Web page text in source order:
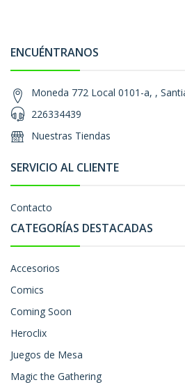
ENCUÉNTRANOS
Moneda 772 Local 0101-a, ,
226334439
Nuestras Tiendas
SERVICIO AL CLIENTE
Contacto
CATEGORÍAS DESTACADAS
Accesorios
Comics
Coming Soon
Heroclix
Juegos de Mesa
Magic the Gathering